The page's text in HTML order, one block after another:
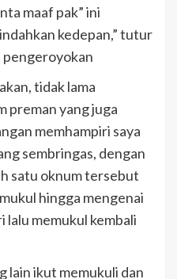
maaf pak” ini
kedepan,” tutur
pengeroyokan
tidak lama
preman yang juga
memhampiri saya
sembringas, dengan
satu oknum tersebut
hingga mengenai
lalu memukul kembali
lain ikut memukuli dan